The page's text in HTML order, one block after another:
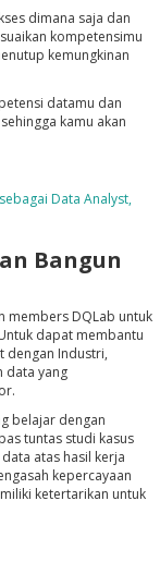
dimana saja dan
kompetensimu
kemungkinan
datamu dan
kamu akan
Data Analyst,
Bangun
members DQLab untuk
dapat membantu
dengan Industri,
data yang
belajar dengan
tuntas studi kasus
atas hasil kerja
kepercayaan
ketertarikan untuk